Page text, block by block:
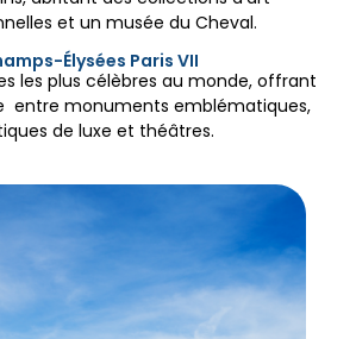
et un musée du Cheval.
Élysées Paris VII
les plus célèbres au monde, offrant
entre monuments emblématiques,
de luxe et théâtres.